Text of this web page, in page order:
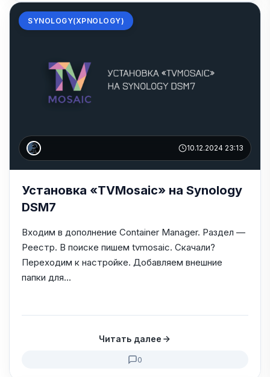
SYNOLOGY(XPNOLOGY)
10.12.2024 23:13
Установка «TVMosaic» на Synology
DSM7
Входим в дополнение Container Manager. Раздел —
Реестр. В поиске пишем tvmosaic. Скачали?
Переходим к настройке. Добавляем внешние
папки для...
Читать далее
0